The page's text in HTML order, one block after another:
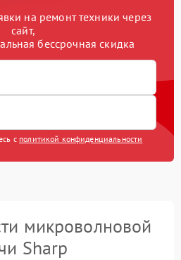
на ремонт техники через
сайт,
бессрочная скидка
с политикой конфиденциальности
микроволновой
Sharp